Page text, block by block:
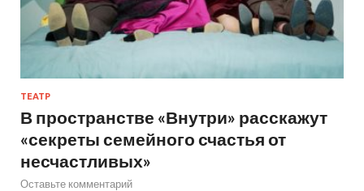
ТЕАТР
В пространстве «Внутри» расскажут
«секреты семейного счастья от
несчастливых»
Оставьте комментарий